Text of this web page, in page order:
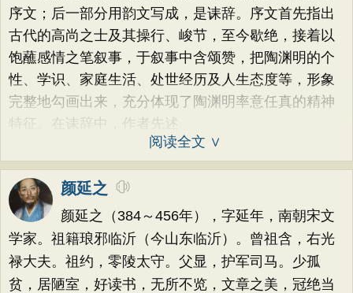
序文；后一部分用韵文写成，是诔辞。序文首先指出
古代的高尚之士及其操行、峻节，至今歇绝，接着以
饱蘸感情之笔叙事，于叙事中含颂赞，把陶渊明的个
性、学识、家庭生活、处世经历及人生态度等，形象
完整地勾画出来，充分体现了陶渊明率意任真的精神
特征。在诔辞中，作者先述
阅读全文 ∨
颜延之
颜延之（384～456年），字延年，南朝宋文
学家。祖籍琅邪临沂（今山东临沂）。曾祖含，右光
禄大夫。祖约，零陵太守。父显，护军司马。少孤
贫，居陋室，好读书，无所不览，文章之美，冠绝当